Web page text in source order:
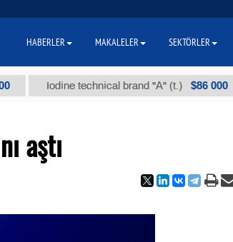
Iodine technical brand "А" (t.) $86 000
aştı
HABERLER MAKALELER SEKTÖRLER